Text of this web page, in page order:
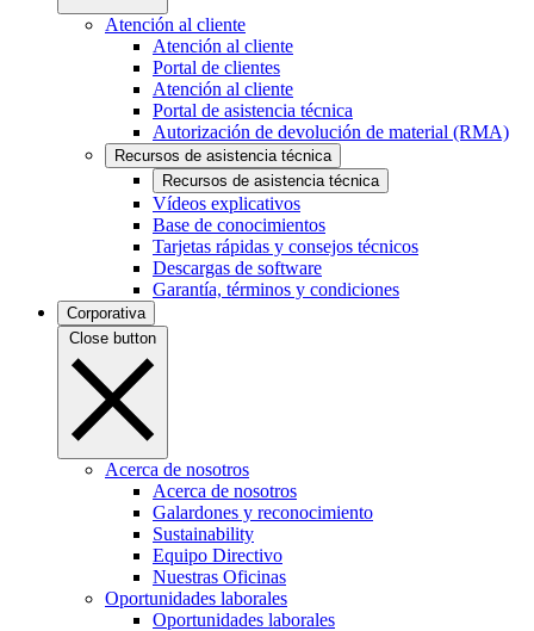
Atención al cliente
Atención al cliente
Portal de clientes
Atención al cliente
Portal de asistencia técnica
Autorización de devolución de material (RMA)
Recursos de asistencia técnica
Recursos de asistencia técnica
Vídeos explicativos
Base de conocimientos
Tarjetas rápidas y consejos técnicos
Descargas de software
Garantía, términos y condiciones
Corporativa
Close button
Acerca de nosotros
Acerca de nosotros
Galardones y reconocimiento
Sustainability
Equipo Directivo
Nuestras Oficinas
Oportunidades laborales
Oportunidades laborales